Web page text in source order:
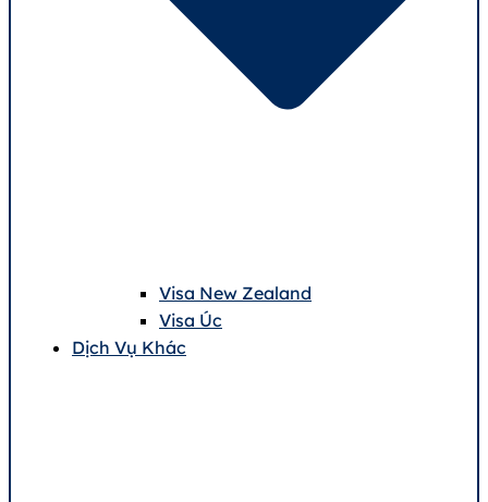
Visa New Zealand
Visa Úc
Dịch Vụ Khác